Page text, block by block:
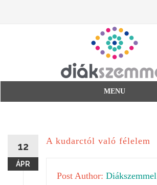
MENU
12
ÁPR
A kudarctól való félelem
Post Author: Diákszemmel